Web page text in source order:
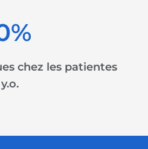
chez les patientes
%